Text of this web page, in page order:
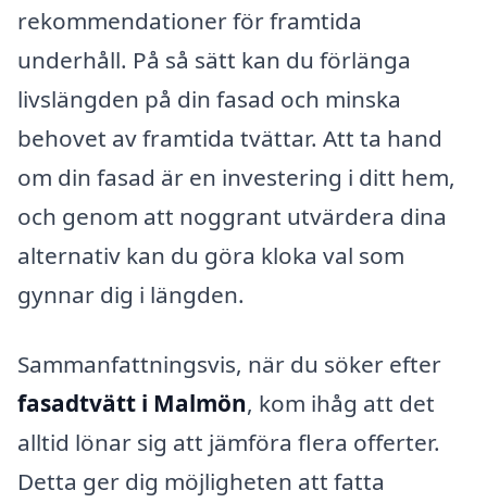
rekommendationer för framtida
underhåll. På så sätt kan du förlänga
livslängden på din fasad och minska
behovet av framtida tvättar. Att ta hand
om din fasad är en investering i ditt hem,
och genom att noggrant utvärdera dina
alternativ kan du göra kloka val som
gynnar dig i längden.
Sammanfattningsvis, när du söker efter
fasadtvätt i Malmön, kom ihåg att det
alltid lönar sig att jämföra flera offerter.
Detta ger dig möjligheten att fatta